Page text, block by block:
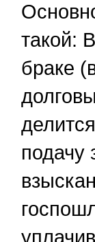
такой:
браке
подачу